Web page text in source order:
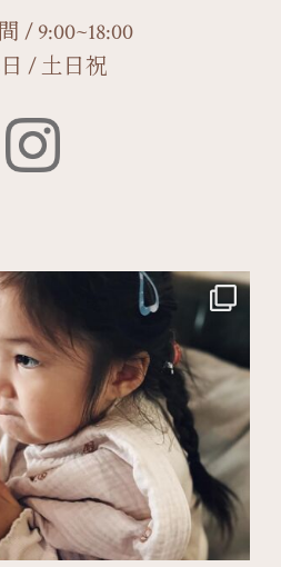
/ 9:00~18:00
/ 土日祝